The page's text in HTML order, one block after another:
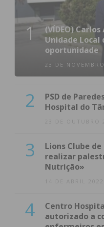
1
(VÍDEO)
Unidade Local
oportunidade
23 DE
2
PSD de
Hospital do
23 DE OUTUBRO
3
Lions Clube
realizar
Nutrição»
14 DE ABRIL 2022
4
Centro
autorizado a